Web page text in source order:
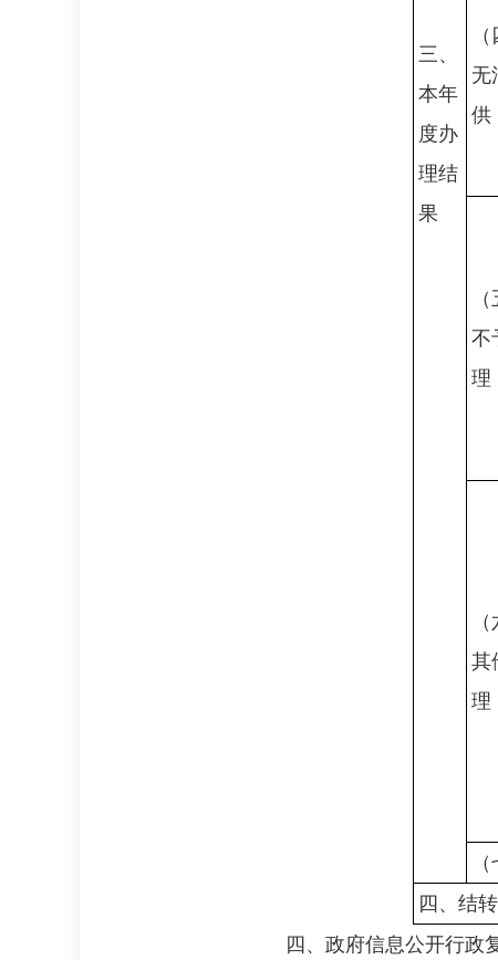
三、
本年
度办
理结
果
无
供
不
理
其
理
四、结
四、政府信息公开行政